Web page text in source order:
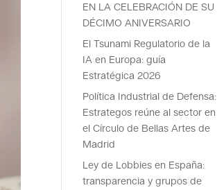
EN LA CELEBRACIÓN DE SU
DÉCIMO ANIVERSARIO
El Tsunami Regulatorio de la
IA en Europa: guía
Estratégica 2026
Política Industrial de Defensa:
Estrategos reúne al sector en
el Círculo de Bellas Artes de
Madrid
Ley de Lobbies en España:
transparencia y grupos de